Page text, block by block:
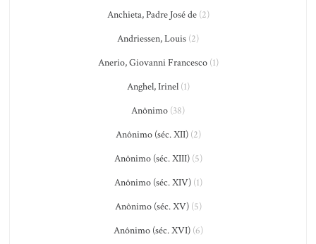
Anchieta, Padre José de(2)
Andriessen, Louis (2)
Anerio, Giovanni Francesco(1)
Anghel, Irinel(1)
Anônimo (38)
Anônimo (séc. XII)(2)
Anônimo (séc. XIII)(5)
Anônimo (séc. XIV)(1)
Anônimo (séc. XV)(5)
Anônimo (séc. XVI)(6)